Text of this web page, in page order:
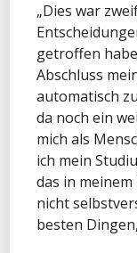
„Dies war
getroffen
Abschluss
automatisch
da noch ein
mich als
ich mein
das in
nicht
besten